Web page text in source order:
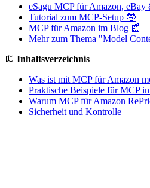
eSagu MCP für Amazon, eBay
Tutorial zum MCP-Setup 🤓
MCP für Amazon im Blog 📰
Mehr zum Thema "Model
Inhaltsverzeichnis
Was ist mit MCP für Amazon
Praktische Beispiele für MCP
Warum MCP für Amazon
Sicherheit und Kontrolle